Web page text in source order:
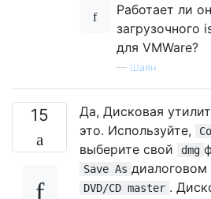
Работает ли
загрузочного
для VMWare?
— Шаян
15
Да, Дисковая
это. Используйте,
выберите свой
dmg
Save As диалоговом
DVD/CD master .